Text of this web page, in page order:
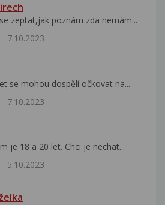
zeptat,jak poznám zda nemám...
7.10.2023
se mohou dospělí očkovat na...
7.10.2023
je 18 a 20 let. Chci je nechat...
5.10.2023